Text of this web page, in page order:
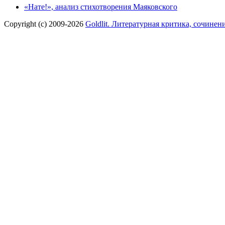
«Нате!», анализ стихотворения Маяковского
Copyright (c) 2009-2026 Goldlit. Литературная критика,